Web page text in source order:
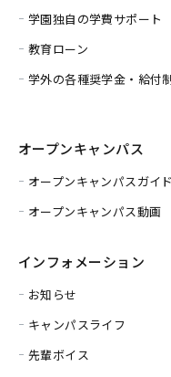
学園独自の学費サポート
教育ローン
学外の各種奨学金・給付
オープンキャンパス
オープンキャンパスガイド
オープンキャンパス動画
インフォメーション
お知らせ
キャンパスライフ
先輩ボイス